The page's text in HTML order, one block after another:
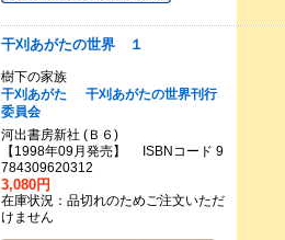
干刈あがたの世界 １
樹下の家族
干刈あがた
干刈あがたの世界刊行
委員会
河出書房新社 (Ｂ６)
【1998年09月発売】 ISBNコード 9
784309620312
3,080円
在庫状況：品切れのためご注文いただ
けません